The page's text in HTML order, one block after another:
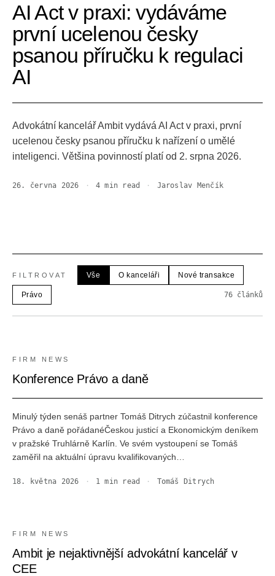
AI Act v praxi: vydáváme
první ucelenou česky
psanou příručku k regulaci
AI
Advokátní kancelář Ambit vydává AI Act v praxi, první
ucelenou česky psanou příručku k nařízení o umělé
inteligenci. Většina povinností platí od 2. srpna 2026.
26. června 2026 · 4 min read · Jaroslav Menčík
FILTROVAT Vše O kanceláři Nové transakce
Právo 76 článků
FIRM NEWS
Konference Právo a daně
Minulý týden senáš partner Tomáš Ditrych zúčastnil konference
Právo a daně pořádanéČeskou justicí a Ekonomickým deníkem
v pražské Truhlárně Karlín. Ve svém vystoupení se Tomáš
zaměřil na aktuální úpravu kvalifikovaných…
18. května 2026 · 1 min read · Tomáš Ditrych
FIRM NEWS
Ambit je nejaktivnější advokátní kancelář v
CEE